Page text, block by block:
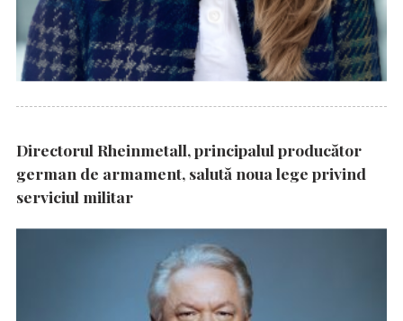
Directorul Rheinmetall, principalul producător
german de armament, salută noua lege privind
serviciul militar